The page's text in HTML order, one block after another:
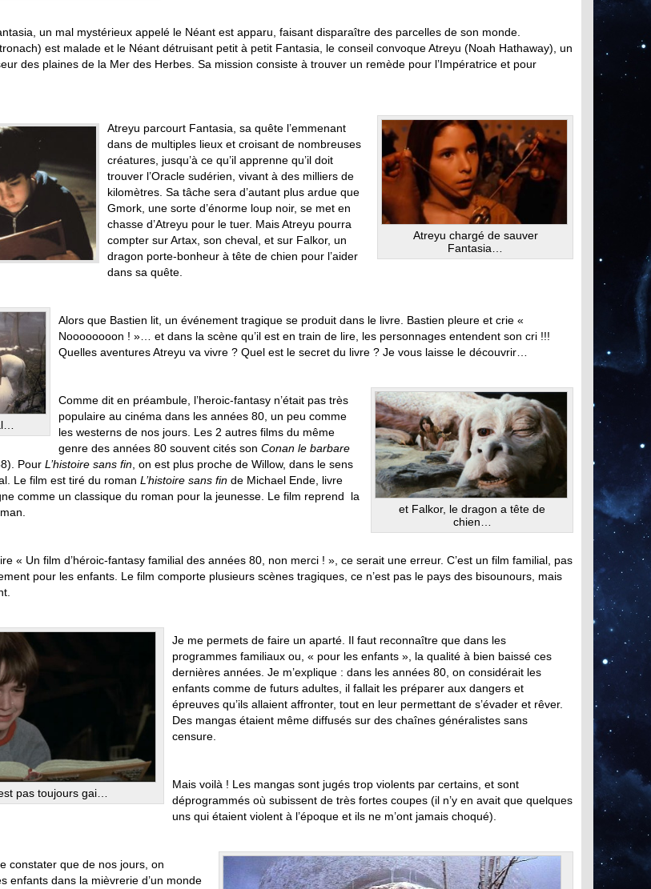
un mal mystérieux appelé le Néant est apparu, faisant disparaître des parcelles de son monde.
est malade et le Néant détruisant petit à petit Fantasia, le conseil convoque Atreyu (Noah Hathaway), un
des plaines de la Mer des Herbes. Sa mission consiste à trouver un remède pour l’Impératrice et pour
Atreyu chargé de sauver
Fantasia…
Atreyu parcourt Fantasia, sa quête l’emmenant
dans de multiples lieux et croisant de nombreuses
créatures, jusqu’à ce qu’il apprenne qu’il doit
trouver l’Oracle sudérien, vivant à des milliers de
kilomètres. Sa tâche sera d’autant plus ardue que
Gmork, une sorte d’énorme loup noir, se met en
chasse d’Atreyu pour le tuer. Mais Atreyu pourra
compter sur Artax, son cheval, et sur Falkor, un
dragon porte-bonheur à tête de chien pour l’aider
dans sa quête.
Alors que Bastien lit, un événement tragique se produit dans le livre. Bastien pleure et crie «
Noooooooon ! »… et dans la scène qu’il est en train de lire, les personnages entendent son cri !!!
Quelles aventures Atreyu va vivre ? Quel est le secret du livre ? Je vous laisse le découvrir…
et Falkor, le dragon a tête de
chien…
Comme dit en préambule, l’heroic-fantasy n’était pas très
populaire au cinéma dans les années 80, un peu comme
les westerns de nos jours. Les 2 autres films du même
genre des années 80 souvent cités son Conan le barbare
Pour L’histoire sans fin , on est plus proche de Willow, dans le sens
Le film est tiré du roman L’histoire sans fin de Michael Ende, livre
comme un classique du roman pour la jeunesse. Le film reprend la
« Un film d’héroic-fantasy familial des années 80, non merci ! », ce serait une erreur. C’est un film familial, pas
pour les enfants. Le film comporte plusieurs scènes tragiques, ce n’est pas le pays des bisounours, mais
pas toujours gai…
Je me permets de faire un aparté. Il faut reconnaître que dans les
programmes familiaux ou, « pour les enfants », la qualité à bien baissé ces
dernières années. Je m’explique : dans les années 80, on considérait les
enfants comme de futurs adultes, il fallait les préparer aux dangers et
épreuves qu’ils allaient affronter, tout en leur permettant de s’évader et rêver.
Des mangas étaient même diffusés sur des chaînes généralistes sans
censure.
Mais voilà ! Les mangas sont jugés trop violents par certains, et sont
déprogrammés où subissent de très fortes coupes (il n’y en avait que quelques
uns qui étaient violent à l’époque et ils ne m’ont jamais choqué).
constater que de nos jours, on
enfants dans la mièvrerie d’un monde